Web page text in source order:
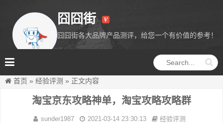
囧囧街
囧囧街各大品牌产品测评，给您一个有价值的参考！
首页 » 经验评测 » 正文内容
淘宝京东攻略神单，淘宝攻略攻略群
sunder1987 2021-03-14 23:30:13
经验评测